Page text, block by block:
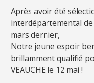
Après avoir été
interdépartemental de
mars dernier,
Notre jeune espoir
brillamment qualifié
VEAUCHE le 12 mai !